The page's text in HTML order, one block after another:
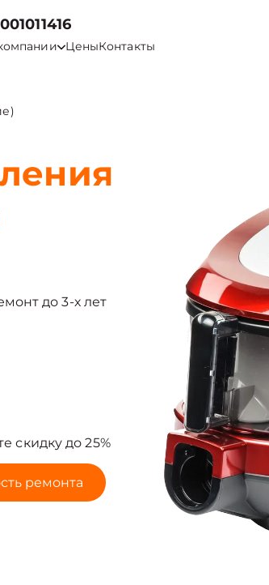
ЦеныКонтакты
до 3-х лет
скидку до 25%
ремонта